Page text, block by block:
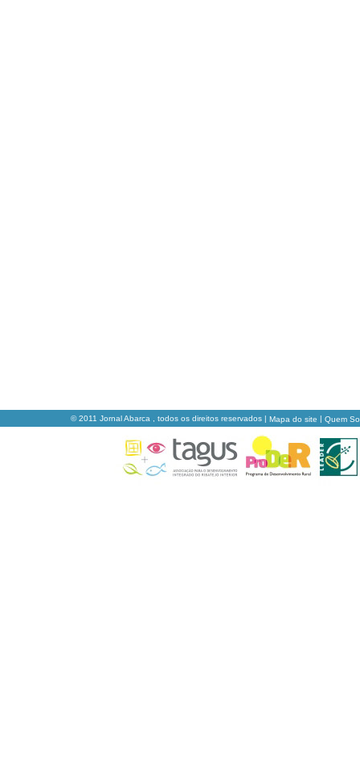
© 2011 Jornal Abarca , todos os direitos reservados | Mapa do site | Quem